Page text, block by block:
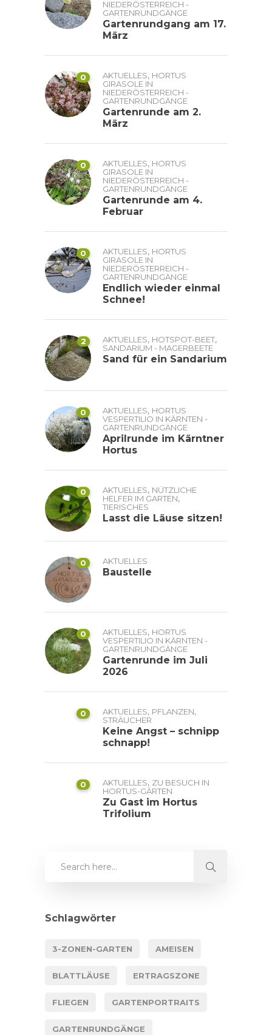
NIEDERÖSTERREICH -
GARTENRUNDGÄNGE
Gartenrundgang am 17.
März
0 AKTUELLES, HORTUS
GIRASOLE IN
NIEDERÖSTERREICH -
GARTENRUNDGÄNGE
Gartenrunde am 2.
März
0 AKTUELLES, HORTUS
GIRASOLE IN
NIEDERÖSTERREICH -
GARTENRUNDGÄNGE
Gartenrunde am 4.
Februar
0 AKTUELLES, HORTUS
GIRASOLE IN
NIEDERÖSTERREICH -
GARTENRUNDGÄNGE
Endlich wieder einmal
Schnee!
2 AKTUELLES, HOTSPOT-BEET,
SANDARIUM - MAGERBEETE
Sand für ein Sandarium
0 AKTUELLES, HORTUS
VESPERTILIO IN KÄRNTEN -
GARTENRUNDGÄNGE
Aprilrunde im Kärntner
Hortus
0 AKTUELLES, NÜTZLICHE
HELFER IM GARTEN,
TIERISCHES
Lasst die Läuse sitzen!
0 AKTUELLES
Baustelle
0 AKTUELLES, HORTUS
VESPERTILIO IN KÄRNTEN -
GARTENRUNDGÄNGE
Gartenrunde im Juli
2026
0 AKTUELLES, PFLANZEN,
STRÄUCHER
Keine Angst – schnipp
schnapp!
0 AKTUELLES, ZU BESUCH IN
HORTUS-GÄRTEN
Zu Gast im Hortus
Trifolium
Schlagwörter
3-ZONEN-GARTEN AMEISEN
BLATTLÄUSE ERTRAGSZONE
FLIEGEN GARTENPORTRAITS
GARTENRUNDGÄNGE